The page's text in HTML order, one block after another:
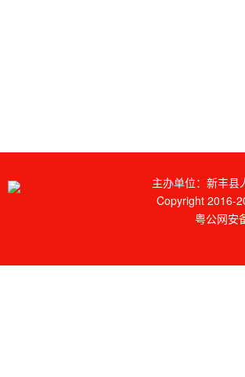
主办单位：新丰
Copyright 2016-
粤公网安